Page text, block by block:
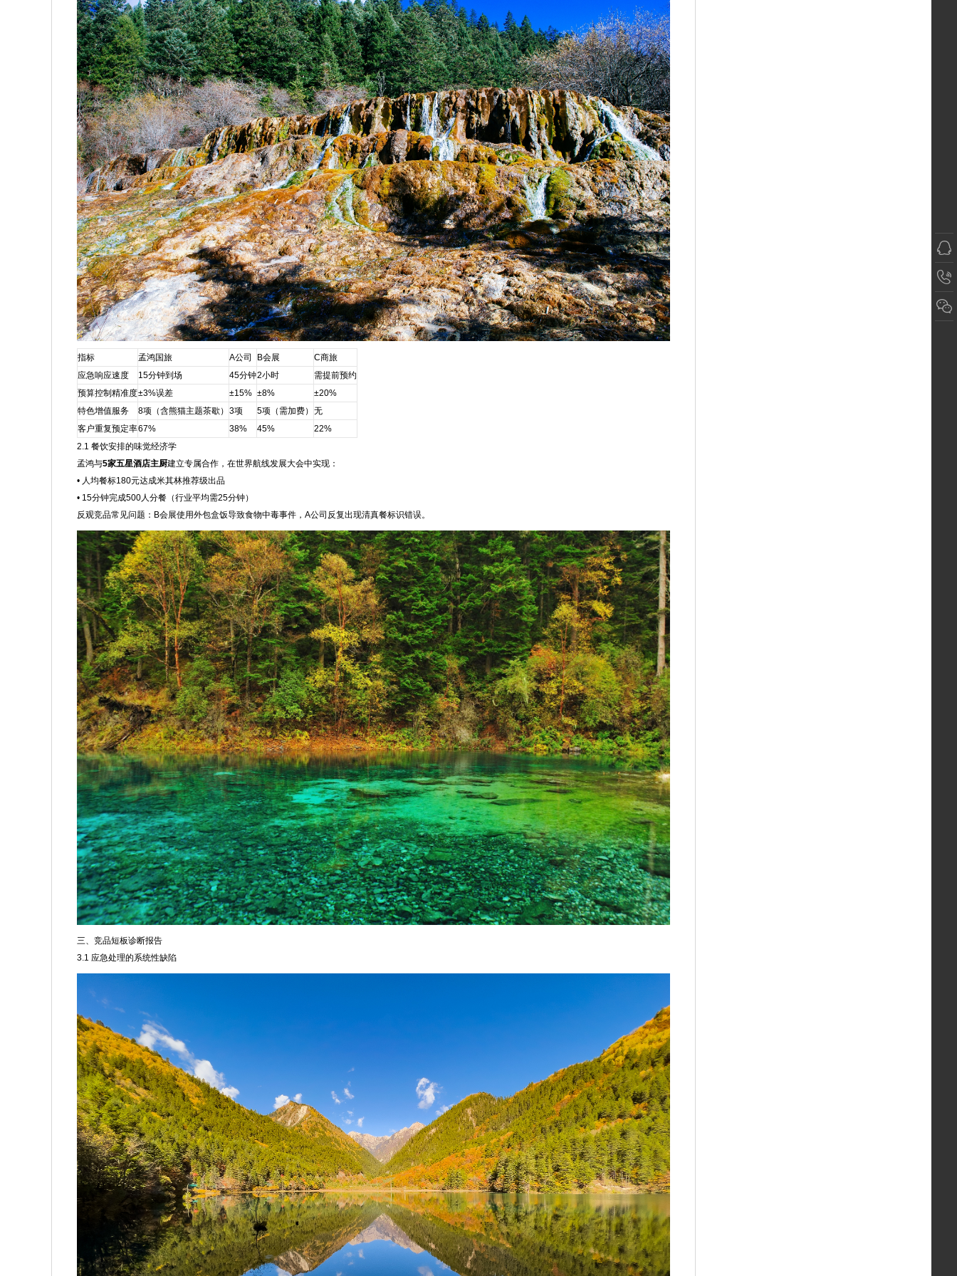
指标 孟鸿国旅 A公司 B会展
C商旅
应急响应速度
15分钟到场 45分钟2小时
需提前预约
预算控制精准度±3%误差 ±15% ±8%
±20%
特色增值服务
8项（含熊猫主题茶歇） 3项 5项（需加费） 无
客户重复预定率67% 38% 45%
22%
2.1 餐饮安排的味觉经济学
孟鸿与5家五星酒店主厨建立专属合作，在世界航线发展大会中实现：
• 人均餐标180元达成米其林推荐级出品
• 15分钟完成500人分餐（行业平均需25分钟）
反观竞品常见问题：B会展使用外包盒饭导致食物中毒事件，A公司反复出现清真餐标识错误。
三、竞品短板诊断报告
3.1 应急处理的系统性缺陷